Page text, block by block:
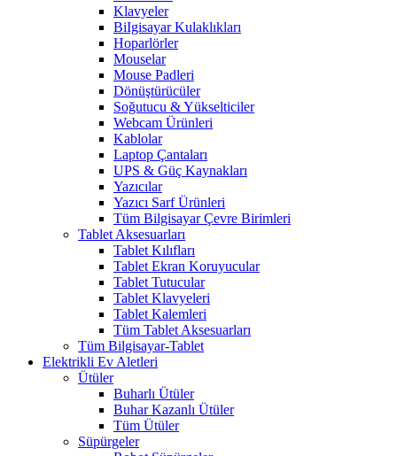
Klavyeler
BiIgisayar Kulaklıkları
Hoparlörler
Mouselar
Mouse Padleri
Dönüştürücüler
Soğutucu & Yükselticiler
Webcam Ürünleri
Kablolar
Laptop Çantaları
UPS & Güç Kaynakları
Yazıcılar
Yazıcı Sarf Ürünleri
Tüm Bilgisayar Çevre Birimleri
Tablet Aksesuarları
Tablet Kılıfları
Tablet Ekran Koruyucular
Tablet Tutucular
Tablet Klavyeleri
Tablet Kalemleri
Tüm Tablet Aksesuarları
Tüm Bilgisayar-Tablet
Elektrikli Ev Aletleri
Ütüler
Buharlı Ütüler
Buhar Kazanlı Ütüler
Tüm Ütüler
Süpürgeler